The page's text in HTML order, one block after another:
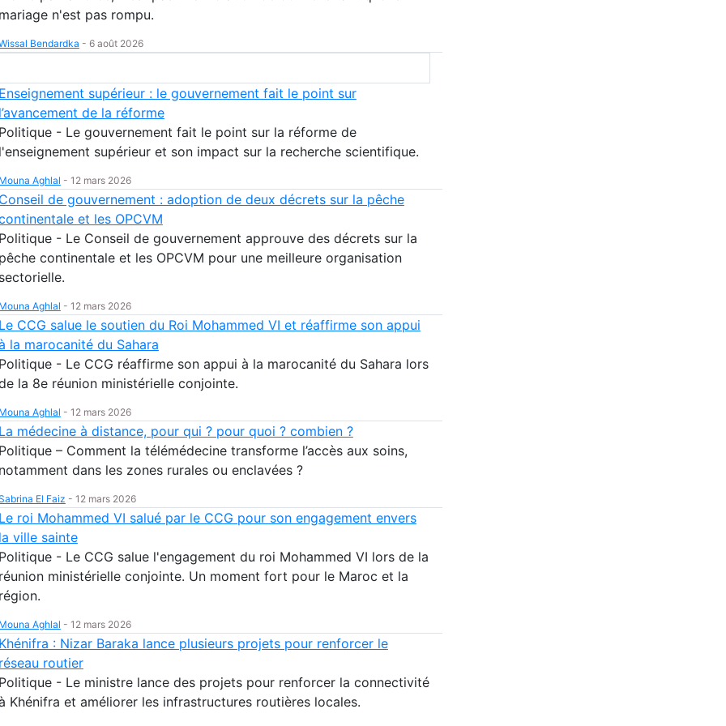
mariage n'est pas rompu.
Bendardka - 6 août 2026
Enseignement supérieur : le gouvernement fait le point sur
l’avancement de la réforme
Politique - Le gouvernement fait le point sur la réforme de
l'enseignement supérieur et son impact sur la recherche scientifique.
Mouna Aghlal - 12 mars 2026
Conseil de gouvernement : adoption de deux décrets sur la pêche
et les OPCVM
Politique - Le Conseil de gouvernement approuve des décrets sur la
pêche continentale et les OPCVM pour une meilleure organisation
sectorielle.
Mouna Aghlal - 12 mars 2026
Le CCG salue le soutien du Roi Mohammed VI et réaffirme son appui
la marocanité du Sahara
Politique - Le CCG réaffirme son appui à la marocanité du Sahara lors
la 8e réunion ministérielle conjointe.
Mouna Aghlal - 12 mars 2026
La médecine à distance, pour qui ? pour quoi ? combien ?
Politique – Comment la télémédecine transforme l’accès aux soins,
notamment dans les zones rurales ou enclavées ?
El Faiz - 12 mars 2026
Le roi Mohammed VI salué par le CCG pour son engagement envers
la ville sainte
Politique - Le CCG salue l'engagement du roi Mohammed VI lors de la
réunion ministérielle conjointe. Un moment fort pour le Maroc et la
région.
Mouna Aghlal - 12 mars 2026
Khénifra : Nizar Baraka lance plusieurs projets pour renforcer le
réseau routier
Politique - Le ministre lance des projets pour renforcer la connectivité
Khénifra et améliorer les infrastructures routières locales.